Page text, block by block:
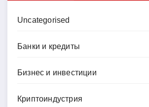
Uncategorised
Банки и кредиты
Бизнес и инвестиции
Криптоиндустрия